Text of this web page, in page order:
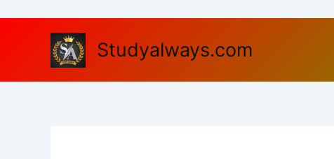
Studyalways.com